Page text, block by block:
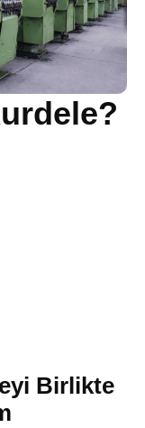
Birlikte